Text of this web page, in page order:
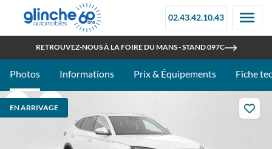
02.43.42.10.43
RETROUVEZ-NOUS À LA FOIRE DU MANS - STAND 097C
OUVERT TOUT L'ÉTÉ
Photos Informations Prix & Équipements Fiche
EN ARRIVAGE